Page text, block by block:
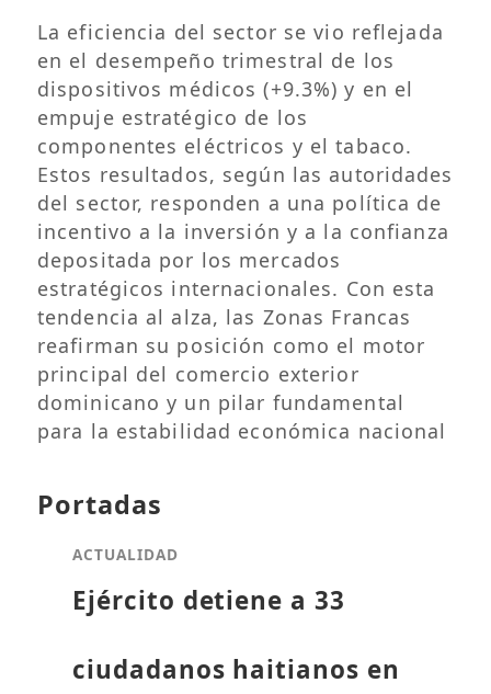
La eficiencia del sector se vio reflejada
en el desempeño trimestral de los
dispositivos médicos (+9.3%) y en el
empuje estratégico de los
componentes eléctricos y el tabaco.
Estos resultados, según las autoridades
del sector, responden a una política de
incentivo a la inversión y a la confianza
depositada por los mercados
estratégicos internacionales. Con esta
tendencia al alza, las Zonas Francas
reafirman su posición como el motor
principal del comercio exterior
dominicano y un pilar fundamental
para la estabilidad económica nacional
Portadas
ACTUALIDAD
Ejército detiene a 33
ciudadanos haitianos en